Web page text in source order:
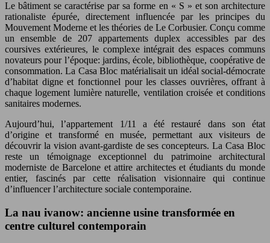
Le bâtiment se caractérise par sa forme en « S » et son architecture
rationaliste épurée, directement influencée par les principes du
Mouvement Moderne et les théories de Le Corbusier. Conçu comme
un ensemble de 207 appartements duplex accessibles par des
coursives extérieures, le complexe intégrait des espaces communs
novateurs pour l’époque: jardins, école, bibliothèque, coopérative de
consommation. La Casa Bloc matérialisait un idéal social-démocrate
d’habitat digne et fonctionnel pour les classes ouvrières, offrant à
chaque logement lumière naturelle, ventilation croisée et conditions
sanitaires modernes.
Aujourd’hui, l’appartement 1/11 a été restauré dans son état
d’origine et transformé en musée, permettant aux visiteurs de
découvrir la vision avant-gardiste de ses concepteurs. La Casa Bloc
reste un témoignage exceptionnel du patrimoine architectural
moderniste de Barcelone et attire architectes et étudiants du monde
entier, fascinés par cette réalisation visionnaire qui continue
d’influencer l’architecture sociale contemporaine.
La nau ivanow: ancienne usine transformée en
centre culturel contemporain